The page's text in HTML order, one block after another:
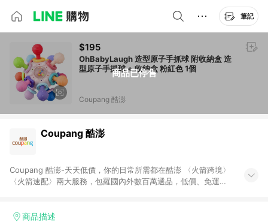
筆記
商品已停售
$195
OhBabyLaugh 造型原子手抓球 附收納盒 造
型原子手抓球 + 收納盒 粉紅色 1個
Coupang 酷澎
Coupang 酷澎
Coupang 酷澎-天天低價，你的日常所需都在酷澎 〈火箭跨境〉
〈火箭速配〉兩大服務，包羅國內外數百萬選品，低價、免運，
加入WOW會員告別湊免運，火箭速配、火箭跨境優質選品不限金
商品描述